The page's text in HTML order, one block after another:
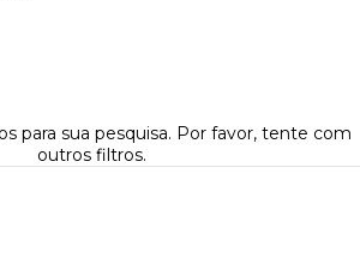
para sua pesquisa. Por favor, tente com
outros filtros.